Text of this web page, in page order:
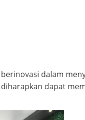
berinovasi dalam
dapat